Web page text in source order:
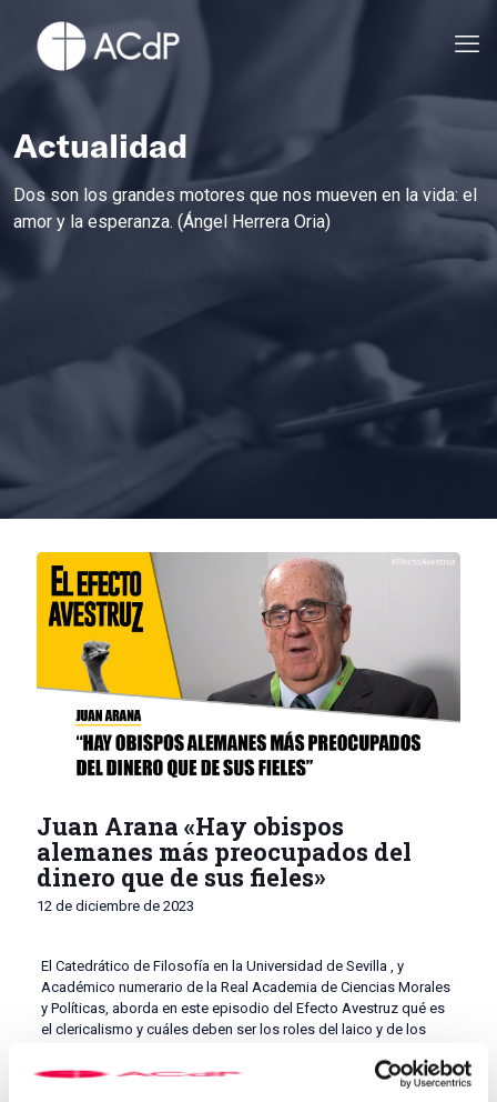
Actualidad
Dos son los grandes motores que nos mueven en la vida: el
amor y la esperanza. (Ángel Herrera Oria)
Juan Arana «Hay obispos
alemanes más preocupados del
dinero que de sus fieles»
12 de diciembre de 2023
El Catedrático de Filosofía en la Universidad de Sevilla , y
Académico numerario de la Real Academia de Ciencias Morales
y Políticas, aborda en este episodio del Efecto Avestruz qué es
el clericalismo y cuáles deben ser los roles del laico y de los